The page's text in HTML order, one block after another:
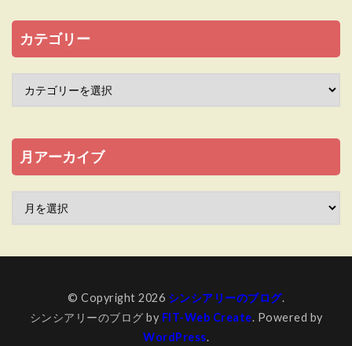
カテゴリー
月アーカイブ
© Copyright 2026 シンシアリーのブログ.
シンシアリーのブログ by FIT-Web Create. Powered by
WordPress.